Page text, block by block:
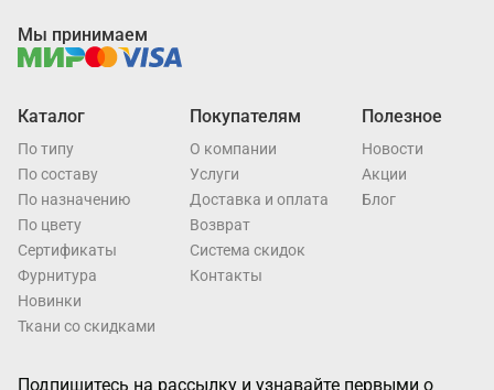
Каталог
По типу
По составу
По назначению
По цвету
Cертификаты
Фурнитура
Новинки
Ткани со скидками
Покупателям
О компании
Услуги
Доставка и оплата
Возврат
Система скидок
Контакты
Полезное
Новости
Акции
Блог
Подпишитесь на рассылку и узнавайте первыми о
Мы принимаем